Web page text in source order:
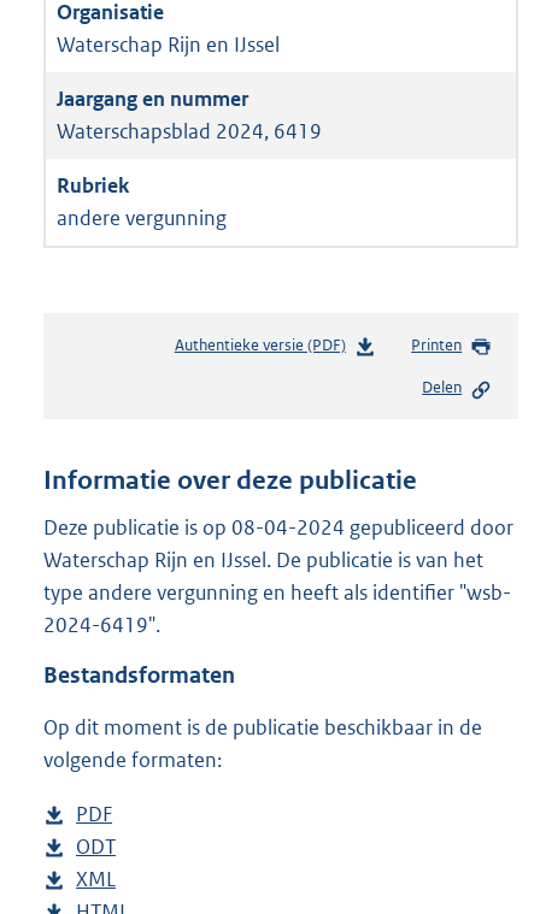
Waterschap Rijn en IJssel
Waterschapsblad 2024, 6419
andere vergunning
Authentieke versie (PDF)b
n
s
g
r
o
:
Printen
Delen
Informatie over deze publicatie
Deze publicatie is op 08-04-2024 gepubliceerd door
Waterschap Rijn en IJssel. De publicatie is van het
type andere vergunning en heeft als identifier "wsb-
2024-6419".
Bestandsformaten
Op dit moment is de publicatie beschikbaar in de
volgende formaten:
D
o
w
PDF
e
s
D
o
ODT
D
XML